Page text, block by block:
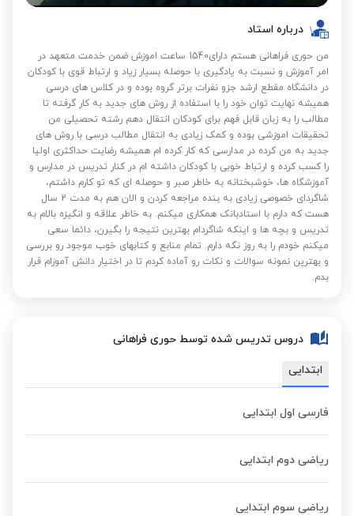
درباره استاد
من حوری فراهانی هستم دارای1540 ساعت اموزش ضمن خدمت متعهد در
امر آموزش و نسبت به یادگیری با حوصله بسیار زیاد و ارتباط قوی با کودکان
در دانشگاه مقطع ارشد جزو نفرات برتر گروه بوده و در کلاس های درسی
همیشه نهایت توان خود را با استفاده از روش های جدید به کار گرفته تا
مطالب را به زبان قابل فهم برای کودکان انتقال دهم رشته تحصیلی من
تحقیقات اموزشی بوده و کمک زیادی به انتقال مطالب درسی با روش های
جدید به من کرده در مدارسی که کار کرده ام همیشه رضایت حداکثری اولیا
را کسب کرده و ارتباط خوبی با کودکان داشته ام در کنار تدریس در مدارس و
آموزشگاه ها، خوشبختانه به خاطر صبر و حوصله ای که تو کارم داشتم،
شاگردای خصوصی زیادی به بنده مراجعه کردن و الان هم به مدت 2 سال
هست که دارم با استادبانک همکاری میکنم. به خاطر علاقه و انگیزه بالام به
تدریس و بچه ها و اینکه شاگردام بهترین نتیجه را بگیرن، دائما سعی
میکنم خودم را به روز نگه دارم. تمام منابع و کتابهای خوب موجود رو بررسی
و بهترین نمونه سوالات و نکات رو آماده کردم تا در اختیار دانش آموزام قرار
بدم.
دروس تدریس شده توسط حوری فراهانی
ابتدایی
فارسی اول ابتدایی
ریاضی دوم ابتدایی
ریاضی سوم ابتدایی